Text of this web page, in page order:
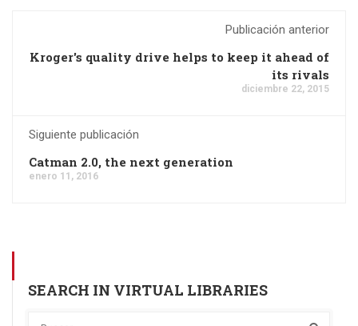
Publicación anterior
Kroger's quality drive helps to keep it ahead of
its rivals
diciembre 22, 2015
Siguiente publicación
Catman 2.0, the next generation
enero 11, 2016
SEARCH IN VIRTUAL LIBRARIES